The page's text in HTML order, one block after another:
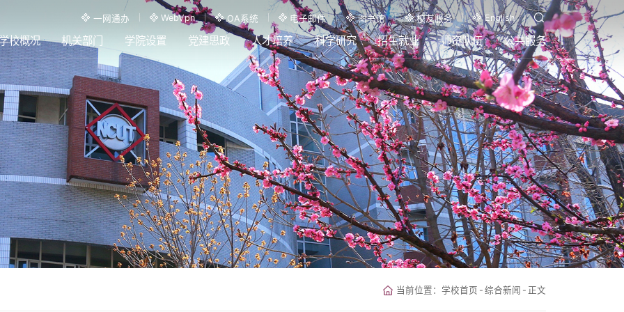
一网通办 WebVpn OA系统 电子邮件 图书馆 校友服务 English
校概况 机关部门 学院设置 党建思政 人才培养 科学研究 招生就业 师资队伍 公共服务
当前位置： 学校首页 - 综合新闻 - 正文